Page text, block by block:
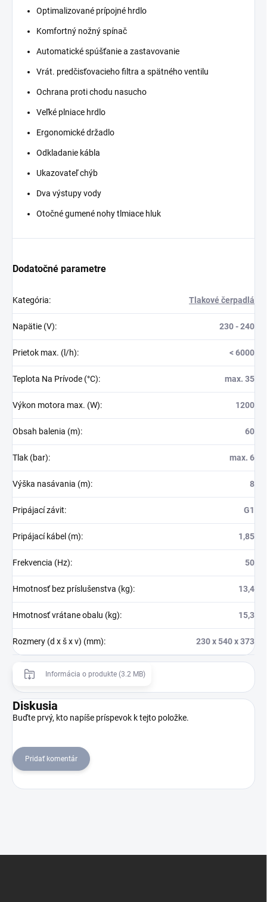
Optimalizované prípojné hrdlo
Komfortný nožný spínač
Automatické spúšťanie a zastavovanie
Vrát. predčisťovacieho filtra a spätného ventilu
Ochrana proti chodu nasucho
Veľké plniace hrdlo
Ergonomické držadlo
Odkladanie kábla
Ukazovateľ chýb
Dva výstupy vody
Otočné gumené nohy tlmiace hluk
Dodatočné parametre
Kategória: Tlakové čerpadlá
Napätie (V): 230 - 240
Prietok max. (l/h): < 6000
Teplota Na Prívode (°C): max. 35
Výkon motora max. (W): 1200
Obsah balenia (m): 60
Tlak (bar): max. 6
Výška nasávania (m): 8
Pripájací závit: G1
Pripájací kábel (m): 1,85
Frekvencia (Hz): 50
Hmotnosť bez príslušenstva (kg): 13,4
Hmotnosť vrátane obalu (kg): 15,3
Rozmery (d x š x v) (mm): 230 x 540 x 373
Informácia o produkte (3.2 MB)
Diskusia
Buďte prvý, kto napíše príspevok k tejto položke.
Pridať komentár